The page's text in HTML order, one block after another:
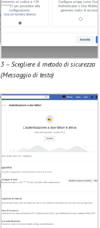
3 – Scegliere il metodo di sicurezza
(Messaggio di testo)